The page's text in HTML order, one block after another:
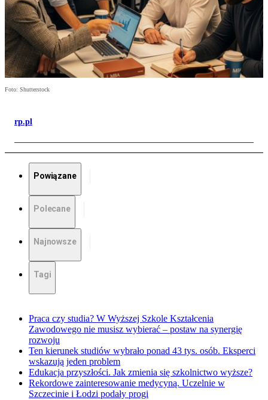
Foto: Shutterstock
rp.pl
Powiązane
Polecane
Najnowsze
Tagi
Praca czy studia? W Wyższej Szkole Kształcenia
Zawodowego nie musisz wybierać – postaw na synergię
rozwoju
Ten kierunek studiów wybrało ponad 43 tys. osób. Eksperci
wskazują jeden problem
Edukacja przyszłości. Jak zmienia się szkolnictwo wyższe?
Rekordowe zainteresowanie medycyną. Uczelnie w
Szczecinie i Łodzi podały progi